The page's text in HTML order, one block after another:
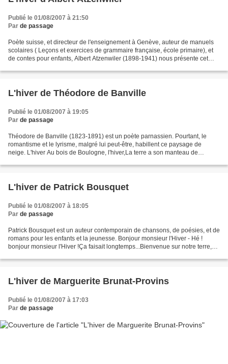
Publié le 01/08/2007 à 21:50
Par de passage
Poète suisse, et directeur de l'enseignement à Genève, auteur de manuels
scolaires ( Leçons et exercices de grammaire française, école primaire), et
de contes pour enfants, Albert Atzenwiler (1898-1941) nous présente cet
L'hiver de Théodore de Banville
Publié le 01/08/2007 à 19:05
Par de passage
Théodore de Banville (1823-1891) est un poète parnassien. Pourtant, le
romantisme et le lyrisme, malgré lui peut-être, habillent ce paysage de
neige. L'hiver Au bois de Boulogne, l'hiver,La terre a son manteau de
L'hiver de Patrick Bousquet
Publié le 01/08/2007 à 18:05
Par de passage
Patrick Bousquet est un auteur contemporain de chansons, de poésies, et de
romans pour les enfants et la jeunesse. Bonjour monsieur l'Hiver - Hé !
bonjour monsieur l'Hiver !Ça faisait longtemps...Bienvenue sur notre terre,
L'hiver de Marguerite Brunat-Provins
Publié le 01/08/2007 à 17:03
Par de passage